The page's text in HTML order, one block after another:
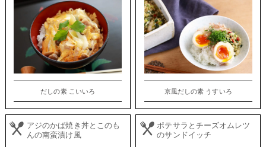
だしの素 こいいろ 京風だしの素 うすいろ
アジのかば焼き丼とこのも
んの南蛮漬け風
ポテサラとチーズオムレツ
のサンドイッチ